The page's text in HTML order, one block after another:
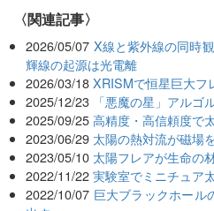
関連記事
2026/05/07 X線と紫外線の同時
輝線の起源は光電離
2026/03/18 XRISMで恒星巨大フ
2025/12/23 「悪魔の星」アル
2025/09/25 高精度・高信頼度で
2023/06/29 太陽の熱対流が磁場
2023/05/10 太陽フレアが生命の
2022/11/22 実験室でミニチュア
2022/10/07 巨大ブラックホール